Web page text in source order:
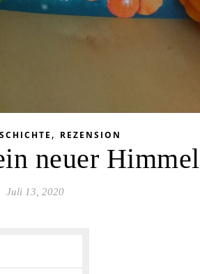
, REZENSION
neuer Himmel
Juli 13, 2020